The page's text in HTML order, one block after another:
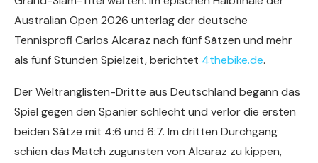
Australian Open 2026 unterlag der deutsche
Tennisprofi Carlos Alcaraz nach fünf Sätzen und mehr
als fünf Stunden Spielzeit, berichtet 4thebike.de.
Der Weltranglisten-Dritte aus Deutschland begann das
Spiel gegen den Spanier schlecht und verlor die ersten
beiden Sätze mit 4:6 und 6:7. Im dritten Durchgang
schien das Match zugunsten von Alcaraz zu kippen,